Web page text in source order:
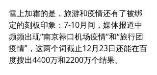
雪上加霜的是，旅游和疫情还有了被绑
定的刻板印象：7-10月间，媒体报道中
频频出现“南京禄口机场疫情”和“旅行团
疫情”，这两个词截止12月23日还能在百
度搜出4400万和2200万个结果。